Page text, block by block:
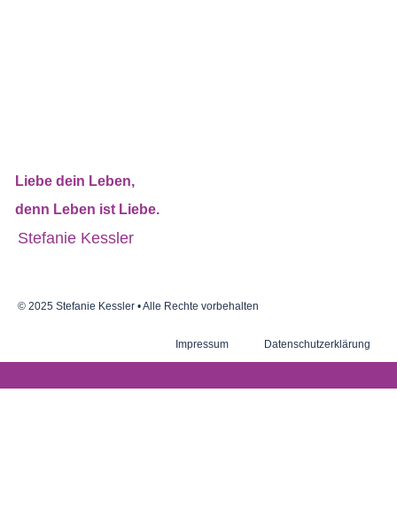
Liebe dein Leben,
denn Leben ist Liebe.​
Stefanie Kessler
© 2025 Stefanie Kessler • Alle Rechte vorbehalten
Impressum Datenschutzerklärung